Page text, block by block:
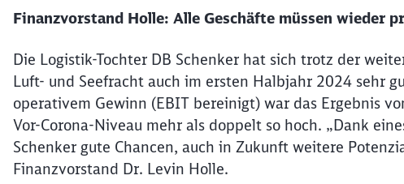
Finanzvorstand Holle: Alle Geschäfte müssen wieder
Die Logistik-Tochter DB Schenker hat sich trotz der
Luft- und Seefracht auch im ersten Halbjahr 2024 sehr
operativem Gewinn (EBIT bereinigt) war das Ergebnis
Vor-Corona-Niveau mehr als doppelt so hoch. „Dank
Schenker gute Chancen, auch in Zukunft weitere
Finanzvorstand Dr. Levin Holle.